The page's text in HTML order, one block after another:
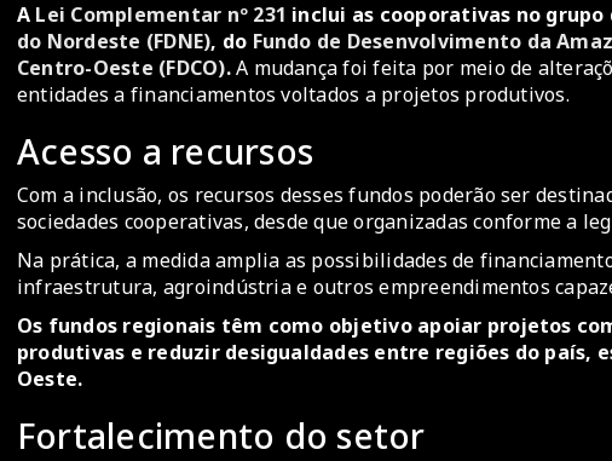
A Lei Complementar nº 231 inclui as cooporativas no
do Nordeste (FDNE), do Fundo de Desenvolvimento da
Centro-Oeste (FDCO).A mudança foi feita por meio de
entidades a financiamentos voltados a projetos produtivos.
Acesso a recursos
Com a inclusão, os recursos desses fundos poderão ser
sociedades cooperativas, desde que organizadas conforme a
Na prática, a medida amplia as possibilidades de
infraestrutura, agroindústria e outros empreendimentos
Os fundos regionais têm como objetivo apoiar projetos
produtivas e reduzir desigualdades entre regiões do país,
Oeste.
Fortalecimento do setor